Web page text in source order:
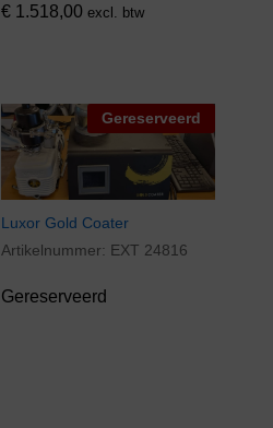
€1.518,00 excl. btw
Gereserveerd
Luxor Gold Coater
Artikelnummer: EXT 24816
Gereserveerd